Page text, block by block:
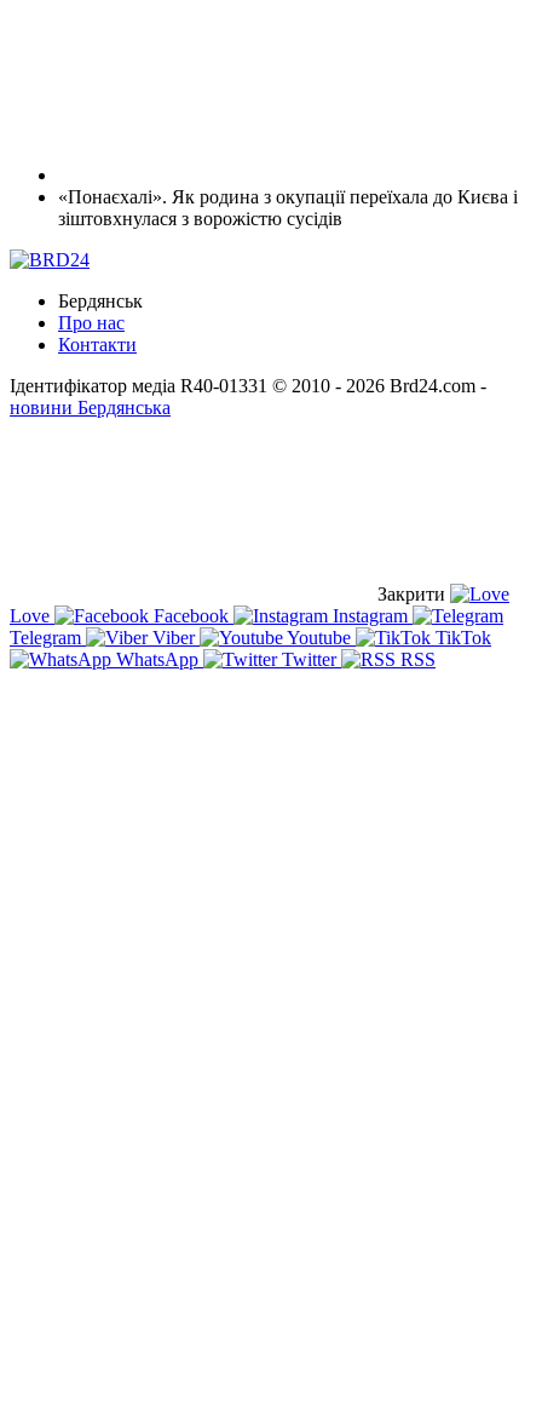
«Понаєхалі». Як родина з окупації переїхала до Києва і
зіштовхнулася з ворожістю сусідів
Бердянськ
Про нас
Контакти
Ідентифікатор медіа R40-01331 © 2010 - 2026 Brd24.com -
новини Бердянська
Закрити
Love
Facebook
Instagram
Telegram
Viber Youtube
TikTok
WhatsApp
Twitter RSS